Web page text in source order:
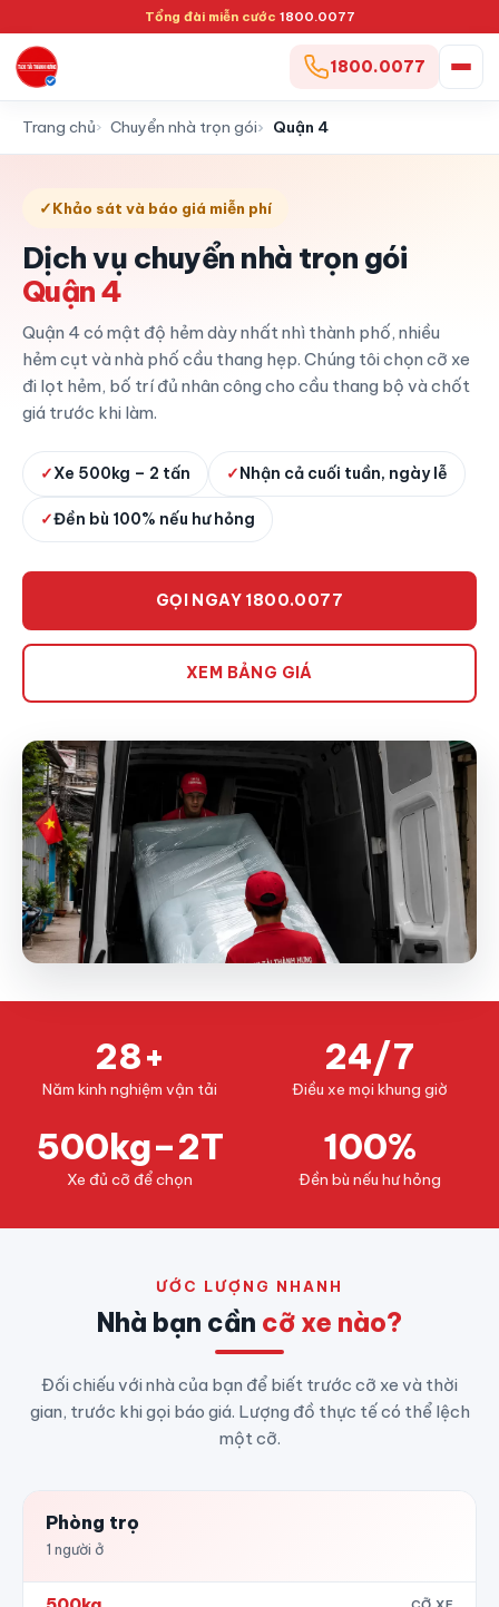
Tổng đài miễn cước 1800.0077
1800.0077
Trang chủ Chuyển nhà trọn gói Quận 4
✓Khảo sát và báo giá miễn phí
Dịch vụ chuyển nhà trọn gói
Quận 4
Quận 4 có mật độ hẻm dày nhất nhì thành phố, nhiều
hẻm cụt và nhà phố cầu thang hẹp. Chúng tôi chọn cỡ xe
đi lọt hẻm, bố trí đủ nhân công cho cầu thang bộ và chốt
giá trước khi làm.
✓Xe 500kg – 2 tấn ✓Nhận cả cuối tuần, ngày lễ
✓Đền bù 100% nếu hư hỏng
GỌI NGAY 1800.0077
XEM BẢNG GIÁ
28+
Năm kinh nghiệm vận tải
24/7
Điều xe mọi khung giờ
500kg–2T
Xe đủ cỡ để chọn
100%
Đền bù nếu hư hỏng
ƯỚC LƯỢNG NHANH
Nhà bạn cần cỡ xe nào?
Đối chiếu với nhà của bạn để biết trước cỡ xe và thời
gian, trước khi gọi báo giá. Lượng đồ thực tế có thể lệch
một cỡ.
Phòng trọ
1 người ở